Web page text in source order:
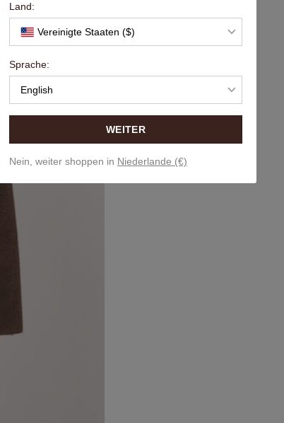
Land:
Vereinigte Staaten ($)
Sprache:
English
WEITER
Nein, weiter shoppen in Niederlande (€)